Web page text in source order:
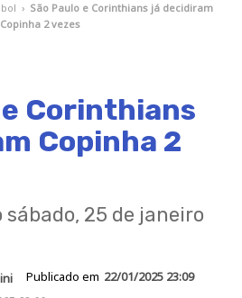
› São Paulo e Corinthians já decidiram
Copinha 2 vezes
Corinthians
Copinha 2
25 de janeiro
Publicado em 22/01/2025 23:09